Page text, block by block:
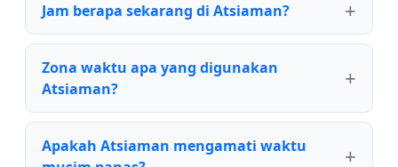
Jam berapa sekarang di Atsiaman?
Zona waktu apa yang digunakan
Atsiaman?
Apakah Atsiaman mengamati waktu